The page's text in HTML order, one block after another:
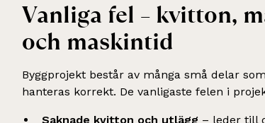
Vanliga fel – kvitton,
och maskintid
Byggprojekt består av många små delar
hanteras korrekt. De vanligaste felen i
Saknade kvitton och utlägg – leder till